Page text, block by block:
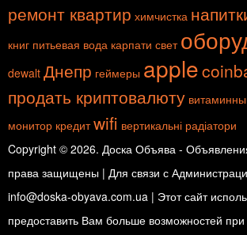
ремонт квартир химчистка
книг питьевая вода карпати свет
dewalt Днепр геймеры apple
продать криптовалюту
монитор кредит wifi вертикальні радіатори
Copyright © 2026. Доска Объява -
права защищены | Для связи с
info@doska-obyava.com.ua | Этот сайт
предоставить Вам больше возможностей при